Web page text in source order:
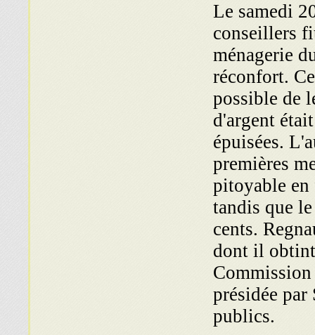
Le samedi
conseillers
ménagerie
réconfort.
possible de
d'argent
épuisées.
premières
pitoyable en
tandis que
cents.
dont il
Commission
présidée
publics.